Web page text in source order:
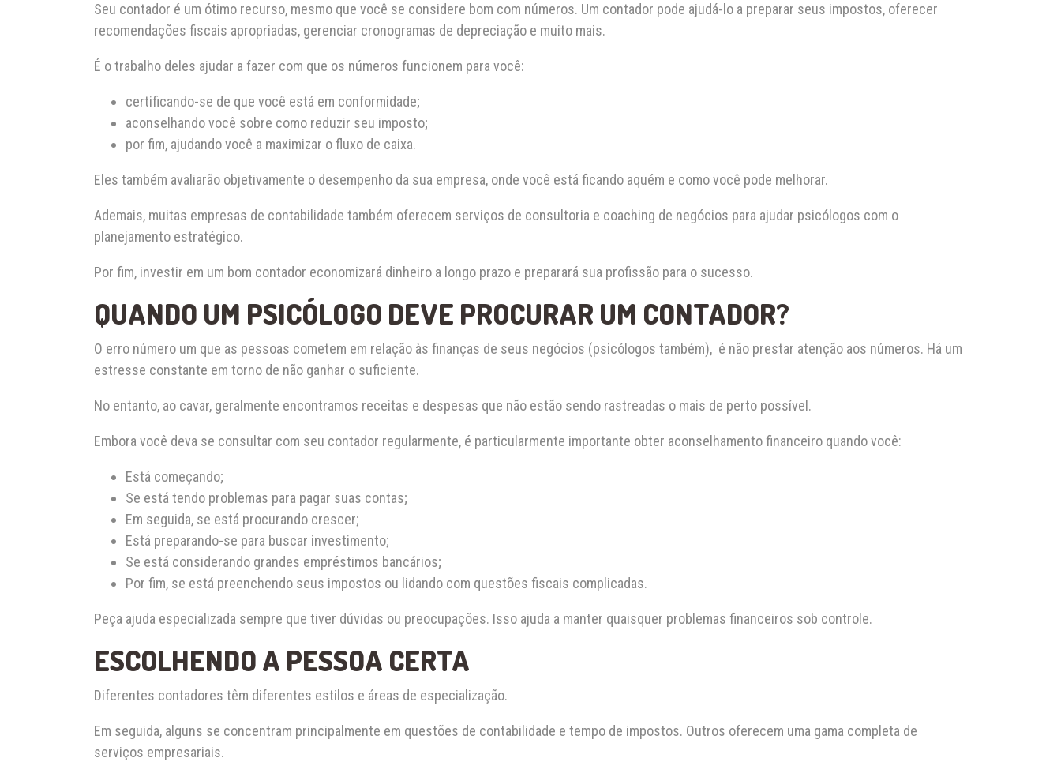
Seu contador é um ótimo recurso, mesmo que você se considere bom com números. Um contador pode ajudá-lo a preparar seus impostos, oferecer
recomendações fiscais apropriadas, gerenciar cronogramas de depreciação e muito mais.
É o trabalho deles ajudar a fazer com que os números funcionem para você:
certificando-se de que você está em conformidade;
aconselhando você sobre como reduzir seu imposto;
por fim, ajudando você a maximizar o fluxo de caixa.
Eles também avaliarão objetivamente o desempenho da sua empresa, onde você está ficando aquém e como você pode melhorar.
Ademais, muitas empresas de contabilidade também oferecem serviços de consultoria e coaching de negócios para ajudar psicólogos com o
planejamento estratégico.
Por fim, investir em um bom contador economizará dinheiro a longo prazo e preparará sua profissão para o sucesso.
QUANDO UM PSICÓLOGO DEVE PROCURAR UM CONTADOR?
O erro número um que as pessoas cometem em relação às finanças de seus negócios (psicólogos também), é não prestar atenção aos números. Há um
estresse constante em torno de não ganhar o suficiente.
No entanto, ao cavar, geralmente encontramos receitas e despesas que não estão sendo rastreadas o mais de perto possível.
Embora você deva se consultar com seu contador regularmente, é particularmente importante obter aconselhamento financeiro quando você:
Está começando;
Se está tendo problemas para pagar suas contas;
Em seguida, se está procurando crescer;
Está preparando-se para buscar investimento;
Se está considerando grandes empréstimos bancários;
Por fim, se está preenchendo seus impostos ou lidando com questões fiscais complicadas.
Peça ajuda especializada sempre que tiver dúvidas ou preocupações. Isso ajuda a manter quaisquer problemas financeiros sob controle.
ESCOLHENDO A PESSOA CERTA
Diferentes contadores têm diferentes estilos e áreas de especialização.
Em seguida, alguns se concentram principalmente em questões de contabilidade e tempo de impostos. Outros oferecem uma gama completa de
serviços empresariais.